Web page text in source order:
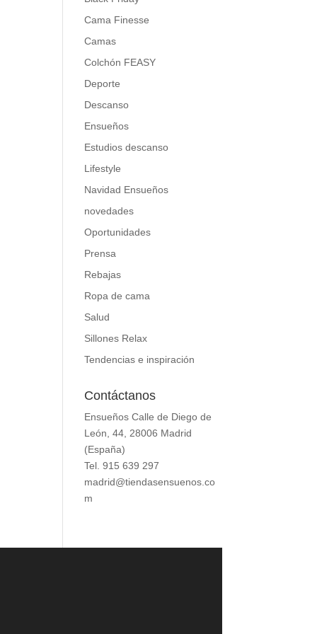
Cama Finesse
Camas
Colchón FEASY
Deporte
Descanso
Ensueños
Estudios descanso
Lifestyle
Navidad Ensueños
novedades
Oportunidades
Prensa
Rebajas
Ropa de cama
Salud
Sillones Relax
Tendencias e inspiración
Contáctanos
Ensueños Calle de Diego de
León, 44, 28006 Madrid
(España)
Tel. 915 639 297
madrid@tiendasensuenos.co
m